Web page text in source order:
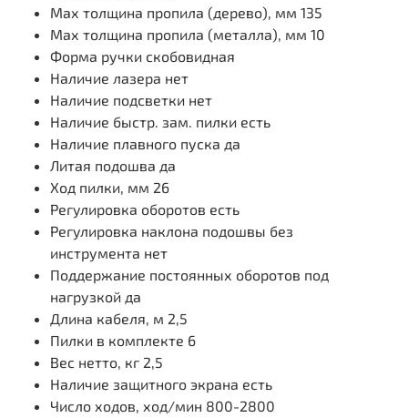
Мах толщина пропила (дерево), мм 135
Мах толщина пропила (металла), мм 10
Форма ручки скобовидная
Наличие лазера нет
Наличие подсветки нет
Наличие быстр. зам. пилки есть
Наличие плавного пуска да
Литая подошва да
Ход пилки, мм 26
Регулировка оборотов есть
Регулировка наклона подошвы без
инструмента нет
Поддержание постоянных оборотов под
нагрузкой да
Длина кабеля, м 2,5
Пилки в комплекте 6
Вес нетто, кг 2,5
Наличие защитного экрана есть
Число ходов, ход/мин 800-2800